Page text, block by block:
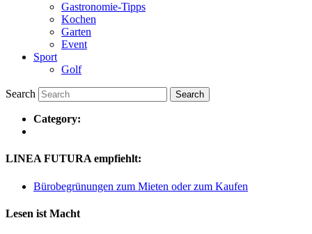
Gastronomie-Tipps
Kochen
Garten
Event
Sport
Golf
Search
Category:
LINEA FUTURA empfiehlt:
Bürobegrünungen zum Mieten oder zum Kaufen
Lesen ist Macht